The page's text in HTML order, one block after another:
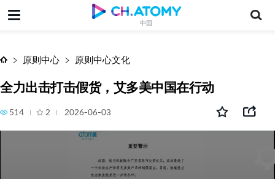
中国
全力出击打击假货，艾多美中国在行动
原则中心 原则中心文化
全力出击打击假货，艾多美中国在行动
514 2 2026-06-03